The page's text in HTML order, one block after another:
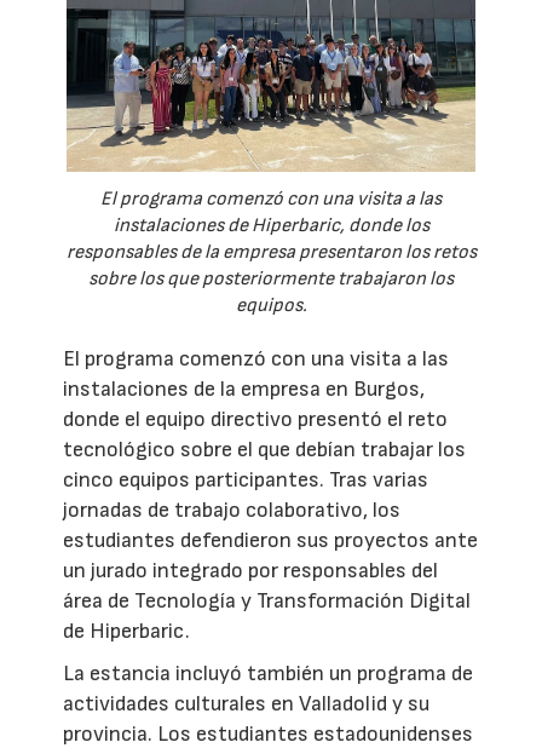
El programa comenzó con una visita a las
instalaciones de Hiperbaric, donde los
responsables de la empresa presentaron los retos
sobre los que posteriormente trabajaron los
equipos.
El programa comenzó con una visita a las
instalaciones de la empresa en Burgos,
donde el equipo directivo presentó el reto
tecnológico sobre el que debían trabajar los
cinco equipos participantes. Tras varias
jornadas de trabajo colaborativo, los
estudiantes defendieron sus proyectos ante
un jurado integrado por responsables del
área de Tecnología y Transformación Digital
de Hiperbaric.
La estancia incluyó también un programa de
actividades culturales en Valladolid y su
provincia. Los estudiantes estadounidenses